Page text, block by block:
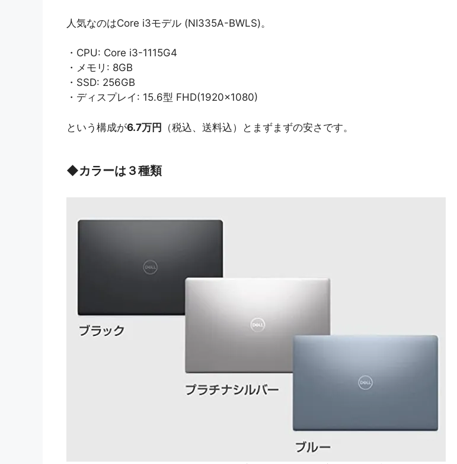
人気なのはCore i3モデル (NI335A-BWLS)。
・CPU: Core i3-1115G4
・メモリ: 8GB
・SSD: 256GB
・ディスプレイ: 15.6型 FHD(1920×1080)
という構成が6.7万円 （税込、送料込）とまずまずの安さです。
◆カラーは３種類